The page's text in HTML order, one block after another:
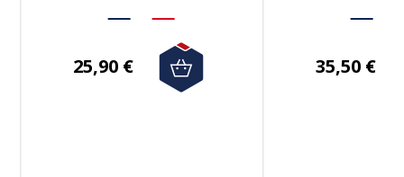
25,90 € 35,50 €